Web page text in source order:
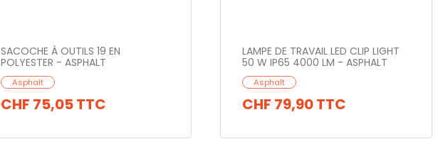
SACOCHE À OUTILS 19 EN
POLYESTER - ASPHALT
Asphalt
CHF 75,05TTC
LAMPE DE TRAVAIL LED CLIP LIGHT
50 W IP65 4000 LM - ASPHALT
Asphalt
CHF 79,90TTC